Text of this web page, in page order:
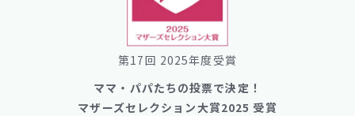
第17回 2025年度受賞
ママ・パパたちの投票で決定！
マザーズセレクション大賞2025 受賞